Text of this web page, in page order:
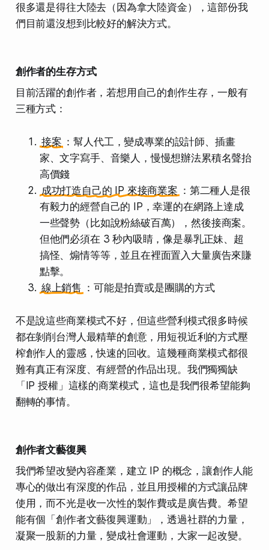
很多還是得往大陸去（因為拿大陸資金），這部份我
們目前還沒想到比較好的解決方式。
創作者的生存方式
目前活躍的創作者，若想用自己的創作生存，一般有
三種方式：
接案 ：幫人代工，變成專業的設計師、插畫
家、文字寫手、音樂人，慢慢想辦法累積名聲抬
高價錢
成功打造自己的 IP 來接商業案 ：第二種人是很
有毅力的經營自己的 IP，幸運的在網路上達成
一些聲勢（比如說粉絲破百萬），然後接商案。
但他們必須在 3 秒內吸睛，像是暴乳正妹、超
搞怪、煽情等等，並且在裡面置入大量廣告來賺
點擊。
線上銷售 ：可能是拍賣或是團購的方式
不是說這些商業模式不好，但這些營利模式很多時候
都在剝削台灣人最精華的創意，用短視近利的方式壓
榨創作人的靈感，快速的回收。這幾種商業模式都很
難有真正有深度、有經營的作品出現。我們獨獨缺
「IP 授權」這樣的商業模式，這也是我們很希望能夠
翻轉的事情。
創作者文藝復興
我們希望改變內容產業，建立 IP 的概念，讓創作人能
專心的做出有深度的作品，並且用授權的方式讓品牌
使用，而不光是收一次性的製作費或是廣告費。希望
能有個「創作者文藝復興運動」，透過社群的力量，
凝聚一股新的力量，變成社會運動，大家一起改變。